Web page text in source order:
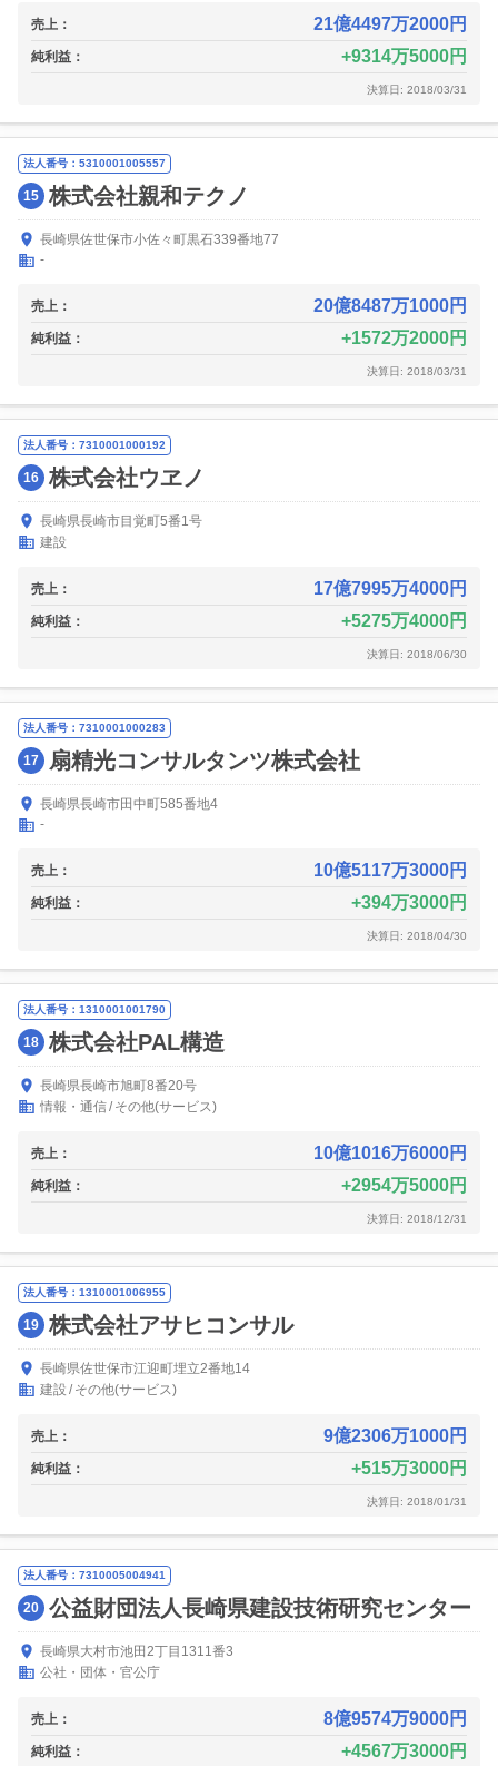
売上： 21億4497万2000円
純利益： 9314万5000円
決算日: 2018/03/31
法人番号：5310001005557
15 株式会社親和テクノ
長崎県佐世保市小佐々町黒石339番地77
-
売上： 20億8487万1000円
純利益： 1572万2000円
決算日: 2018/03/31
法人番号：7310001000192
16 株式会社ウヱノ
長崎県長崎市目覚町5番1号
建設
売上： 17億7995万4000円
純利益： 5275万4000円
決算日: 2018/06/30
法人番号：7310001000283
17 扇精光コンサルタンツ株式会社
長崎県長崎市田中町585番地4
-
売上： 10億5117万3000円
純利益： 394万3000円
決算日: 2018/04/30
法人番号：1310001001790
18 株式会社PAL構造
長崎県長崎市旭町8番20号
情報・通信 その他(サービス)
売上： 10億1016万6000円
純利益： 2954万5000円
決算日: 2018/12/31
法人番号：1310001006955
19 株式会社アサヒコンサル
長崎県佐世保市江迎町埋立2番地14
建設
その他(サービス)
売上： 9億2306万1000円
純利益： 515万3000円
決算日: 2018/01/31
法人番号：7310005004941
20 公益財団法人長崎県建設技術研究センター
長崎県大村市池田2丁目1311番3
公社・団体・官公庁
売上： 8億9574万9000円
純利益： 4567万3000円